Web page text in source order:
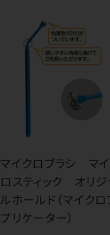
マイクロブラシ マ
ロスティック オリ
ルホールド（マイク
プリケーター）